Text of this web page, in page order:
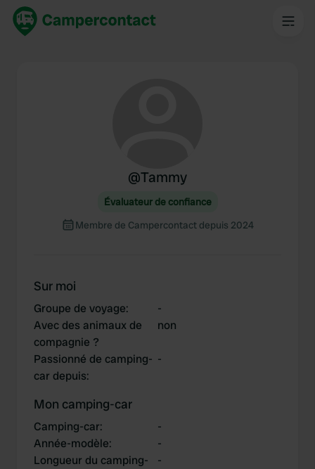
@Tammy
Évaluateur de confiance
Membre de Campercontact depuis 2024
Sur moi
Groupe de voyage:
-
Avec des animaux de
compagnie ?
non
Passionné de camping-
car depuis:
-
Mon camping-car
Camping-car:
-
Année-modèle:
-
Longueur du camping-
-